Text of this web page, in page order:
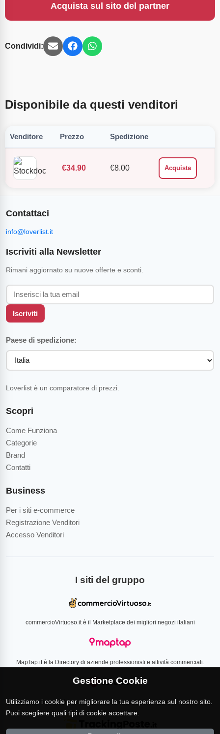
Acquista sul sito del partner
Condividi:
Disponibile da questi venditori
Venditore Prezzo Spedizione
€34.90 €8.00 Acquista
Scopri
Come Funziona
Categorie
Brand
Contatti
Business
Per i siti e-commerce
Registrazione Venditori
Accesso Venditori
Contattaci
info@loverlist.it
Iscriviti alla Newsletter
Rimani aggiornato su nuove offerte e sconti.
Iscriviti
Paese di spedizione:
Loverlist è un comparatore di prezzi.
I siti del gruppo
commercioVirtuoso.it è il Marketplace dei migliori negozi italiani
MapTap.it è la Directory di aziende professionisti e attività commerciali.
Loverlist.com è il comparatore di prezzo CSS certificato Google
Gestione Cookie
Utilizziamo i cookie per migliorare la tua esperienza sul nostro sito.
Puoi scegliere quali tipi di cookie accettare.